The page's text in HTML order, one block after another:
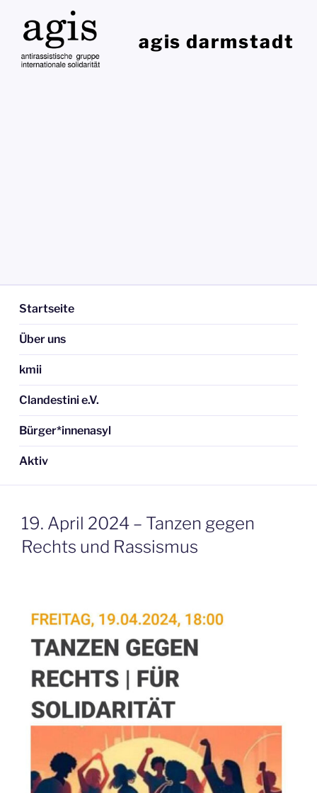
Inhalt
springen
agis darmstadt
Startseite
Über uns
kmii
Clandestini e.V.
Bürger*innenasyl
Aktiv
19. April 2024 – Tanzen gegen
Rechts und Rassismus